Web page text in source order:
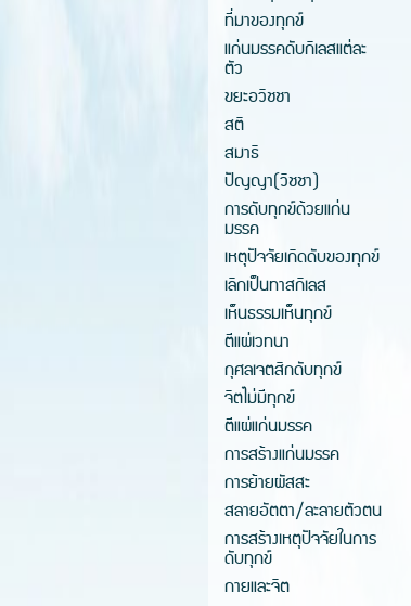
ที่มาของทุกข์
แก่นมรรคดับกิเลสแต่ละ
ตัว
ขยะอวิชชา
สติ
สมาธิ
ปัญญา(วิชชา)
การดับทุกข์ด้วยแก่น
มรรค
เหตุปัจจัยเกิดดับของทุกข์
เลิกเป็นทาสกิเลส
เห็นธรรมเห็นทุกข์
ตีแผ่เวทนา
กุศลเจตสิกดับทุกข์
จิตไม่มีทุกข์
ตีแผ่แก่นมรรค
การสร้างแก่นมรรค
การย้ายผัสสะ
สลายอัตตา/ละลายตัวตน
การสร้างเหตุปัจจัยในการ
ดับทุกข์
กายและจิต